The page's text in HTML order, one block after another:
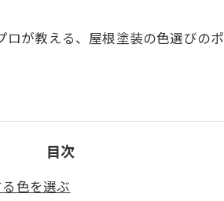
が教える、屋根塗装の色選びの
目次
色を選ぶ